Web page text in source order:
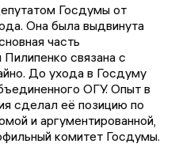
Госдумы от
Она была выдвинута
часть
Пилипенко связана с
До ухода в Госдуму
ОГУ. Опыт в
сделал её позицию по
и аргументированной,
комитет Госдумы.